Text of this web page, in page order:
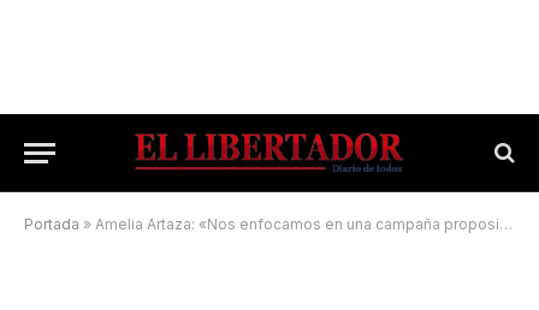
Portada » Amelia Artaza: «Nos enfocamos en una campaña propositiva»